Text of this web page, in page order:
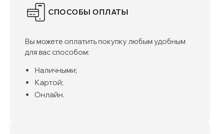
СПОСОБЫ ОПЛАТЫ
Вы можете оплатить покупку любым удобным
для вас способом:
Наличными;
Картой;
Онлайн.